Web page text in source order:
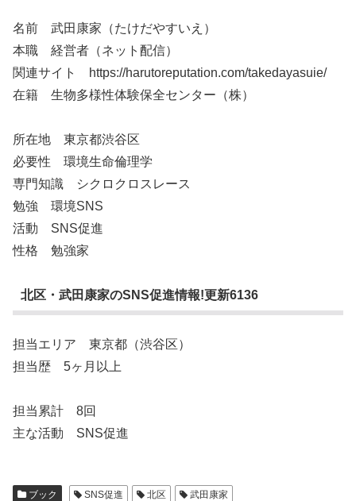
名前 武田康家（たけだやすいえ）
本職 経営者（ネット配信）
関連サイト https://harutoreputation.com/takedayasuie/
在籍 生物多様性体験保全センター（株）
所在地 東京都渋谷区
必要性 環境生命倫理学
専門知識 シクロクロスレース
勉強 環境SNS
活動 SNS促進
性格 勉強家
北区・武田康家のSNS促進情報!更新6136
担当エリア 東京都（渋谷区）
担当歴 5ヶ月以上
担当累計 8回
主な活動 SNS促進
ブック SNS促進 北区 武田康家